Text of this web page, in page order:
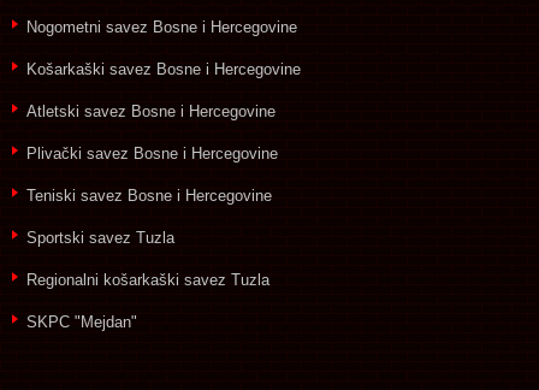
Nogometni savez Bosne i Hercegovine
Košarkaški savez Bosne i Hercegovine
Atletski savez Bosne i Hercegovine
Plivački savez Bosne i Hercegovine
Teniski savez Bosne i Hercegovine
Sportski savez Tuzla
Regionalni košarkaški savez Tuzla
SKPC "Mejdan"